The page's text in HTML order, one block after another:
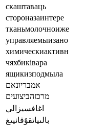
скаштаваць
стороназаинтере
тканьмолочноиже
управляемыизано
химическиактивн
чяхбиківара
ящикизподмыла
אמבריונאם
מרכזהביצועים
اغافسيزالي
بالىياتقۇقانيىغ